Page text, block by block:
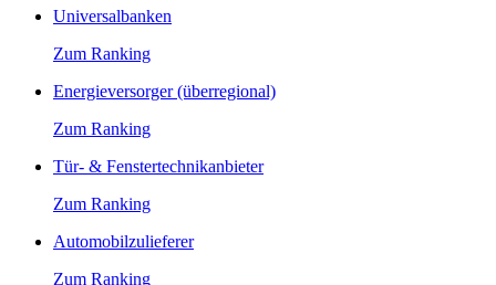
Universalbanken
Zum Ranking
Energieversorger (überregional)
Zum Ranking
Tür- & Fenstertechnikanbieter
Zum Ranking
Automobilzulieferer
Zum Ranking